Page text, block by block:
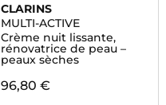
CLARINS
MULTI-ACTIVE
Crème nuit lissante,
rénovatrice de peau –
peaux sèches
96,80 €